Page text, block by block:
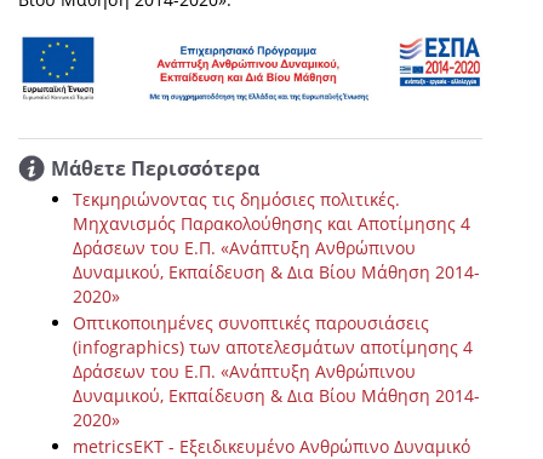
Μάθετε Περισσότερα
Τεκμηριώνοντας τις δημόσιες πολιτικές.
Μηχανισμός Παρακολούθησης και Αποτίμησης 4
Δράσεων του Ε.Π. «Ανάπτυξη Ανθρώπινου
Δυναμικού, Εκπαίδευση & Δια Βίου Μάθηση 2014-
2020»
Οπτικοποιημένες συνοπτικές παρουσιάσεις
(infographics) των αποτελεσμάτων αποτίμησης 4
Δράσεων του Ε.Π. «Ανάπτυξη Ανθρώπινου
Δυναμικού, Εκπαίδευση & Δια Βίου Μάθηση 2014-
2020»
metricsEKT - Εξειδικευμένο Ανθρώπινο Δυναμικό